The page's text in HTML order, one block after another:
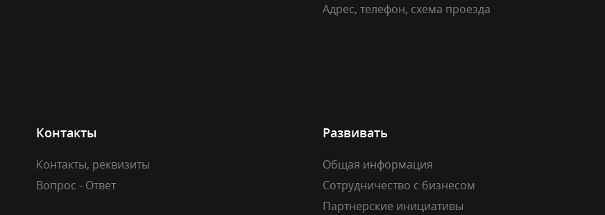
Адрес, телефон, схема проезда
Контакты
Контакты, реквизиты
Вопрос - Ответ
Развивать
Общая информация
Сотрудничество с бизнесом
Партнерские инициативы